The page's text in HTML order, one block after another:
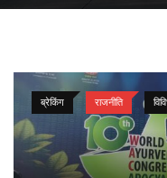
ब्रेकिंग राजनीति